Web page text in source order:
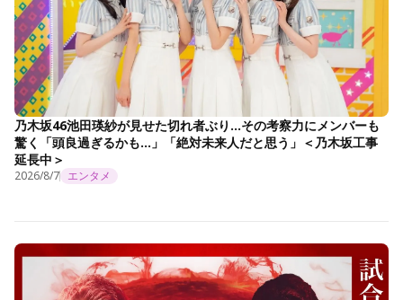
乃木坂46池田瑛紗が見せた切れ者ぶり…その考察力にメンバーも
驚く「頭良過ぎるかも…」「絶対未来人だと思う」＜乃木坂工事
延長中＞
2026/8/7 エンタメ